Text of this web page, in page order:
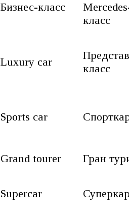
Бизнес-класс
класс
Luxury car
класс
Sports car
Grand tourer Гран
Supercar